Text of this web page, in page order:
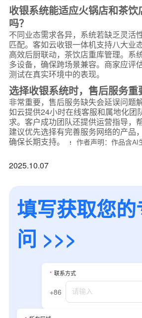
收银系统能适应火锅店和茶
吗？
不同业态需求各异，系统若缺乏灵活
匹配。客如云收银一体机支持八大业
高效后厨联动，茶饮店重库管理。系
多设备，确保跨场景兼容。商家应评
测试在真实环境中的表现。
选择收银系统时，售后服务重
非常重要，售后服务缺失会延误问题
如云提供24小时在线客服和属地化团
求。客户成功团队还提供运营指导，
建议优先选择有完善服务网络的产品
确保长期支持。
作者声明：作品含AI
2025.10.07
填写获取您
问 >>>
* 联系方式
+86
联系方式
+86
所属业态
我的姓名